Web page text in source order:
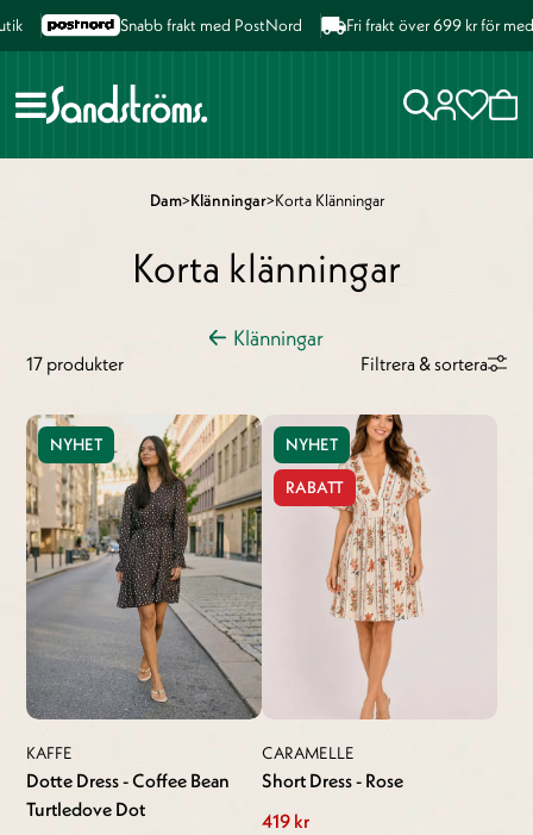
Snabb frakt med PostNord Fri frakt över 699 kr för
Dam>Klänningar>Korta Klänningar
Korta klänningar
Klänningar
17 produkter Filtrera & sortera
NYHET
KAFFE
Dotte Dress - Coffee Bean
Turtledove Dot
NYHET
RABATT
CARAMELLE
Short Dress - Rose
419 kr